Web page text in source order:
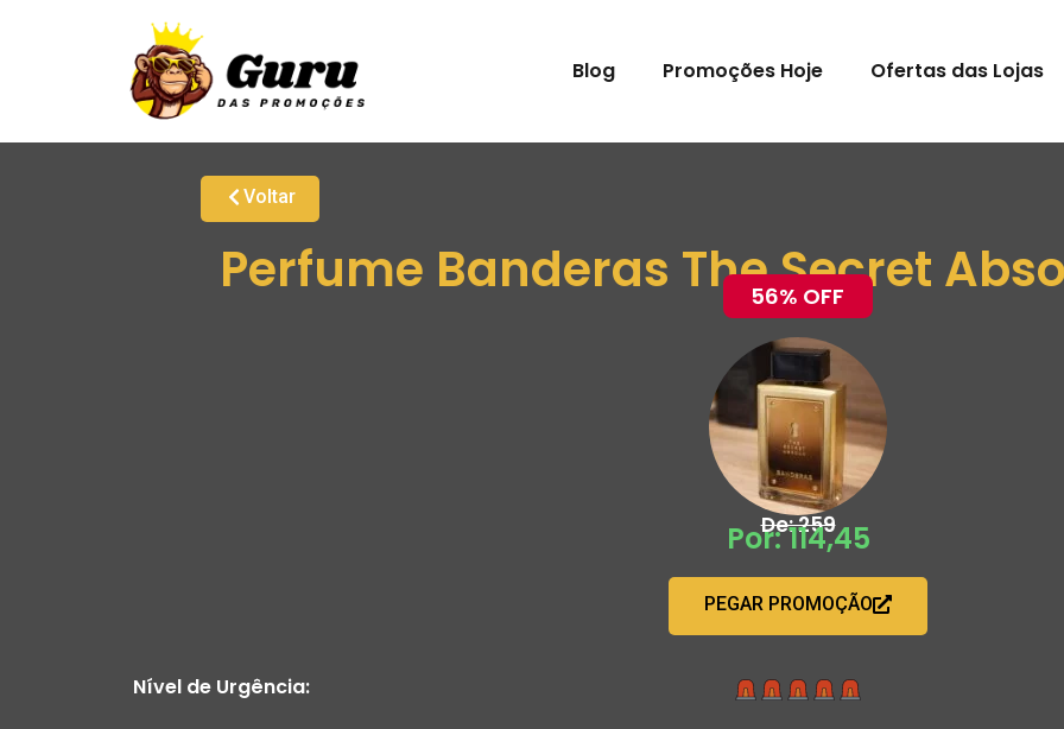
Blog Promoções Hoje Ofertas das Lojas
Voltar
Perfume Banderas The Secret
56% OFF
De: 259
Por: 114,45
PEGAR PROMOÇÃO
Nível de Urgência: